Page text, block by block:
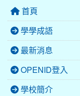
首頁
學學成語
最新消息
OPENID登入
學校簡介